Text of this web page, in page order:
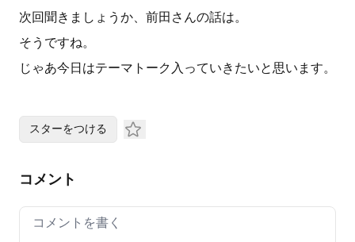
次回聞きましょうか、前田さんの話は。
そうですね。
じゃあ今日はテーマトーク入っていきたいと思います。
スターをつける
コメント
Your comment